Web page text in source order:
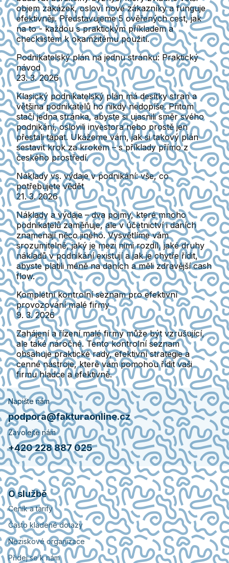
objem zakázek, osloví nové zákazníky a funguje
efektivněji. Představujeme 5 ověřených cest, jak
na to - každou s praktickým příkladem a
checklistem k okamžitému použití.
Podnikatelský plán na jednu stránku: Praktický
návod
23. 3. 2026
Klasický podnikatelský plán má desítky stran a
většina podnikatelů ho nikdy nedopíše. Přitom
stačí jedna stránka, abyste si ujasnili směr svého
podnikání, oslovili investora nebo prostě jen
přestali tápat. Ukážeme vám, jak si takový plán
sestavit krok za krokem – s příklady přímo z
českého prostředí.
Náklady vs. výdaje v podnikání: vše, co
potřebujete vědět
21. 3. 2026
Náklady a výdaje – dva pojmy, které mnoho
podnikatelů zaměňuje, ale v účetnictví i daních
znamenají něco jiného. Vysvětlíme vám
srozumitelně, jaký je mezi nimi rozdíl, jaké druhy
nákladů v podnikání existují a jak je chytře řídit,
abyste platili méně na daních a měli zdravější cash
flow.
Kompletní kontrolní seznam pro efektivní
provozování malé firmy
9. 3. 2026
Zahájení a řízení malé firmy může být vzrušující,
ale také náročné. Tento kontrolní seznam
obsahuje praktické rady, efektivní strategie a
cenné nástroje, které vám pomohou řídit vaši
firmu hladce a efektivně.
Napište nám
podpora@fakturaonline.cz
Zavolejte nám
+420 228 887 025
O službě
Ceník a tarify
Často kladené dotazy
Neziskové organizace
Přidej se k nám